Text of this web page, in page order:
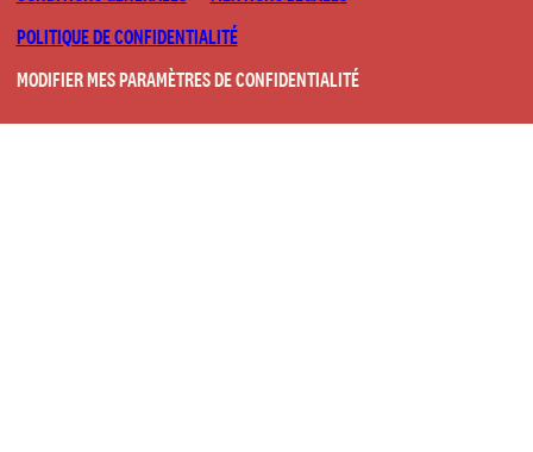
POLITIQUE DE CONFIDENTIALITÉ
MODIFIER MES PARAMÈTRES DE CONFIDENTIALITÉ